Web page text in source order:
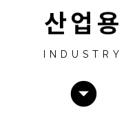
산업용
I N D U S T R Y
arrow_drop_down_circle